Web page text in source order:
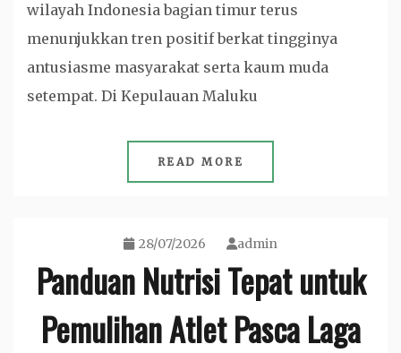
wilayah Indonesia bagian timur terus
menunjukkan tren positif berkat tingginya
antusiasme masyarakat serta kaum muda
setempat. Di Kepulauan Maluku
READ MORE
28/07/2026 admin
Panduan Nutrisi Tepat untuk
Pemulihan Atlet Pasca Laga